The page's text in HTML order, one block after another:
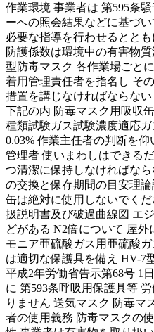
作業環境 事業者は 第595条
ーへの照会結果などに基づ
必要な指導を行わせるとと
防護係数は環境中の有害物
型防毒マスク 各作業場ごと
着用管理責任者を指名し そ
措置を講じなければならな
下記の内 防毒マスク用吸収
種類試験ガス試験濃度適応
0.03% 作業主任者の判断を
管理者 使いまわしはできる
つ清潔に保持しなければな
の交換と保存期間の目安理
缶は絶対に使用しないでく
扱説明書及び破過曲線図 エ
どがある N2倍について 屋
モニア亜硫酸ガス用亜硫酸
は適切な保護具を備え HV-7
平成2年労働省告示第68号 1
に 第593条呼吸用保護具等
りません 送気マスク 防毒マ
者の使用義務 防毒マスクの